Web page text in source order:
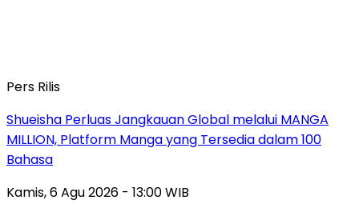
Pers Rilis
Shueisha Perluas Jangkauan Global melalui MANGA
MILLION, Platform Manga yang Tersedia dalam 100
Bahasa
Kamis, 6 Agu 2026 - 13:00 WIB